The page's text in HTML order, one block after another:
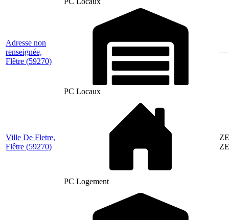
Adresse non
renseignée,
Flêtre (59270)
PC Locaux
—
Ville De Fletre,
Flêtre (59270)
PC Logement